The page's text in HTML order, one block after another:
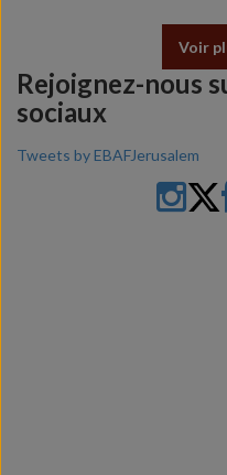
Voir
Rejoignez-nous
sociaux
Tweets by EBAFJerusalem